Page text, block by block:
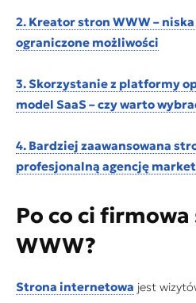
2. Kreator stron WWW – niska
ograniczone możliwości
3. Skorzystanie z platformy
model SaaS – czy warto
4. Bardziej zaawansowana
profesjonalną agencję
Po co ci
WWW?
Strona internetowa jest